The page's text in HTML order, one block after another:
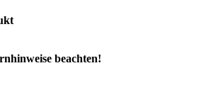
beachten!